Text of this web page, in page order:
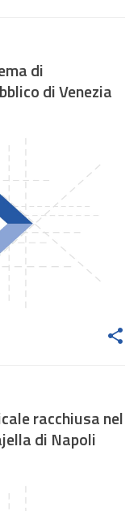
di
di Venezia
racchiusa nel
di Napoli